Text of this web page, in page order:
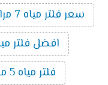
سعر فلتر مياه 7 مراحل
افضل فلتر
فلتر مياه 5 مراحل